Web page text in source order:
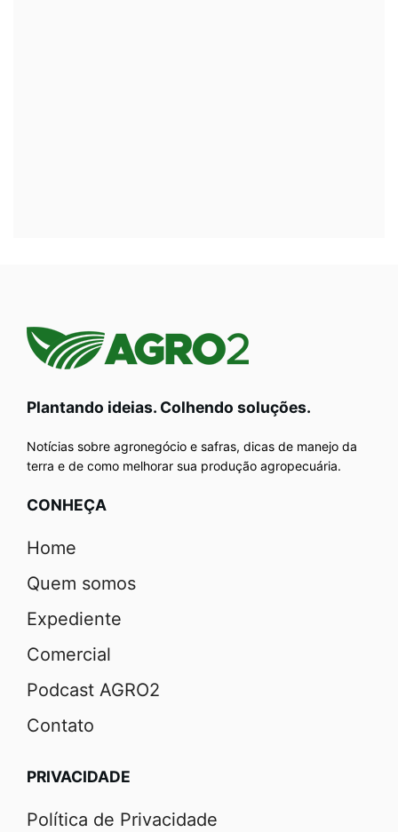
Plantando ideias. Colhendo soluções.
Notícias sobre agronegócio e safras, dicas de manejo da
terra e de como melhorar sua produção agropecuária.
CONHEÇA
Home
Quem somos
Expediente
Comercial
Podcast AGRO2
Contato
PRIVACIDADE
Política de Privacidade